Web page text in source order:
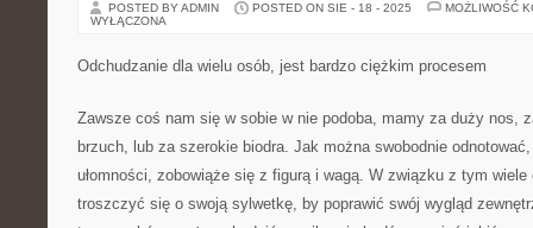
POSTED BY ADMIN POSTED ON SIE - 18 - 2025
MOŻLIWOŚĆ
WYŁĄCZONA
Odchudzanie dla wielu osób, jest bardzo ciężkim procesem
Zawsze coś nam się w sobie w nie podoba, mamy za duży nos,
brzuch, lub za szerokie biodra. Jak można swobodnie
ułomności, zobowiąże się z figurą i wagą. W związku z tym
troszczyć się o swoją sylwetkę, by poprawić swój wygląd